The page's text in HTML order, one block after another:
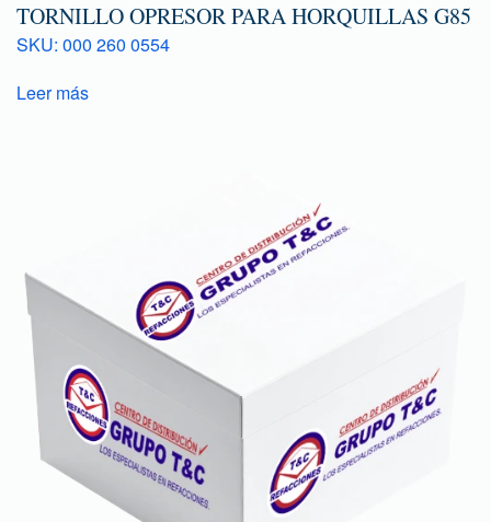
TORNILLO OPRESOR PARA HORQUILLAS G85
SKU: 000 260 0554
Leer más